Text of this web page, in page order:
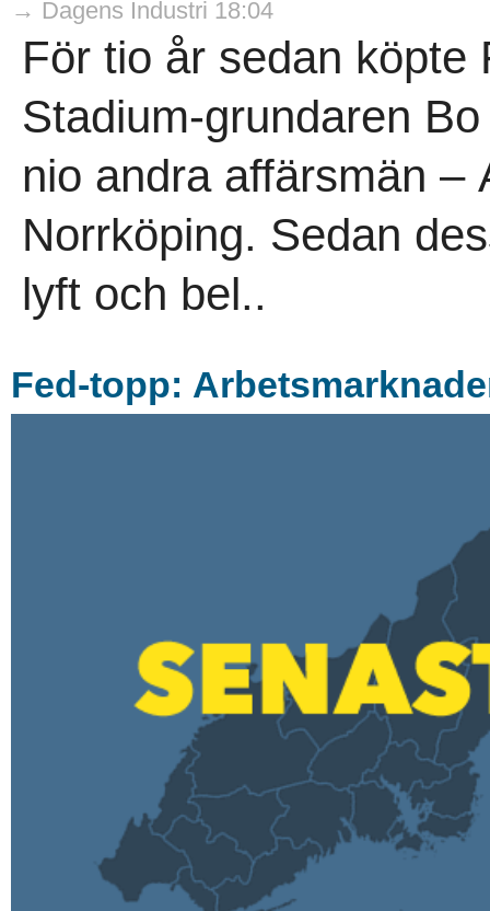
→ Dagens Industri 18:04
För tio år sedan köpte
Stadium-grundaren
nio andra affärsmän –
Norrköping. Sedan
lyft och bel..
Fed-topp: